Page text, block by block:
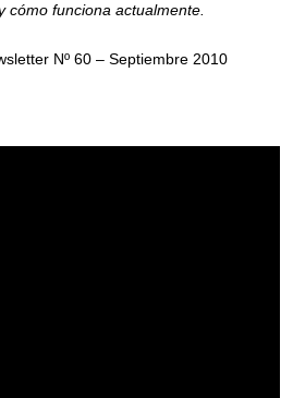
cómo funciona actualmente.
Nº 60 – Septiembre 2010